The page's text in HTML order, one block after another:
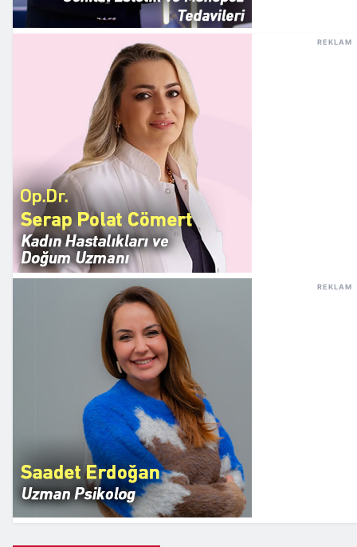
REKLAM
REKLAM